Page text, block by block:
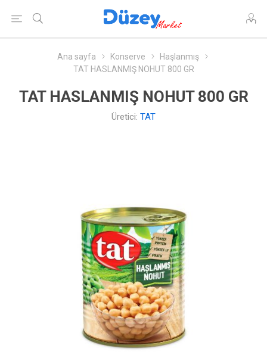
Ana sayfa Konserve
Haşlanmış
TAT HASLANMIŞ NOHUT 800 GR
TAT HASLANMIŞ NOHUT 800 GR
Üretici: TAT